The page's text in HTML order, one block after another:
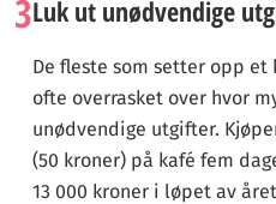
3Luk ut unødvendige
De fleste som setter opp
ofte overrasket over hvor
unødvendige utgifter.
(50 kroner) på kafé fem
13 000 kroner i løpet av